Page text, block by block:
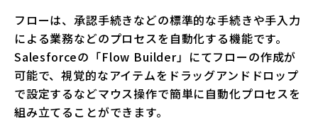
フローは、承認手続きなどの標準的な手続きや手入力
による業務などのプロセスを自動化する機能です。
Salesforceの「Flow Builder」にてフローの作成が
可能で、視覚的なアイテムをドラッグアンドドロップ
で設定するなどマウス操作で簡単に自動化プロセスを
組み立てることができます。